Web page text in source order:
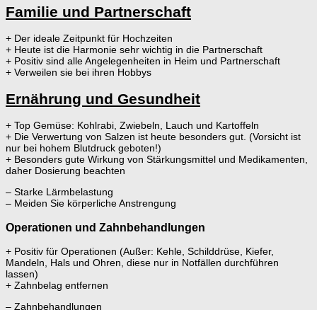
Familie und Partnerschaft
+ Der ideale Zeitpunkt für Hochzeiten
+ Heute ist die Harmonie sehr wichtig in die Partnerschaft
+ Positiv sind alle Angelegenheiten in Heim und Partnerschaft
+ Verweilen sie bei ihren Hobbys
Ernährung und Gesundheit
+ Top Gemüse: Kohlrabi, Zwiebeln, Lauch und Kartoffeln
+ Die Verwertung von Salzen ist heute besonders gut. (Vorsicht ist
nur bei hohem Blutdruck geboten!)
+ Besonders gute Wirkung von Stärkungsmittel und Medikamenten,
daher Dosierung beachten
– Starke Lärmbelastung
– Meiden Sie körperliche Anstrengung
Operationen und Zahnbehandlungen
+ Positiv für Operationen (Außer: Kehle, Schilddrüse, Kiefer,
Mandeln, Hals und Ohren, diese nur in Notfällen durchführen
lassen)
+ Zahnbelag entfernen
– Zahnbehandlungen